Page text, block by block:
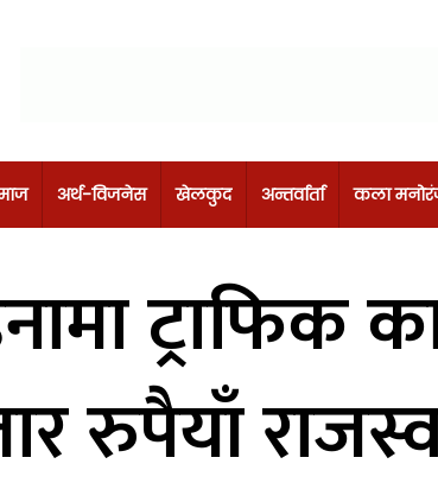
अर्थ-विजनेस खेलकुद अन्तर्वार्ता कला
ट्राफिक
रुपैयाँ